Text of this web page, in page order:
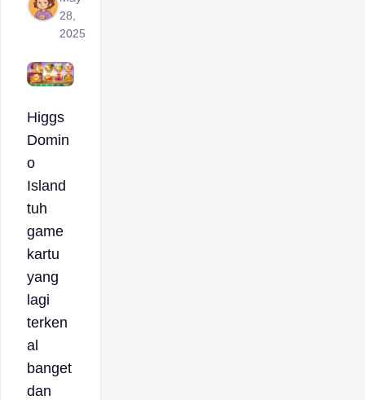
28,
2025
Higgs
Domin
o
Island
tuh
game
kartu
yang
lagi
terken
al
banget
dan